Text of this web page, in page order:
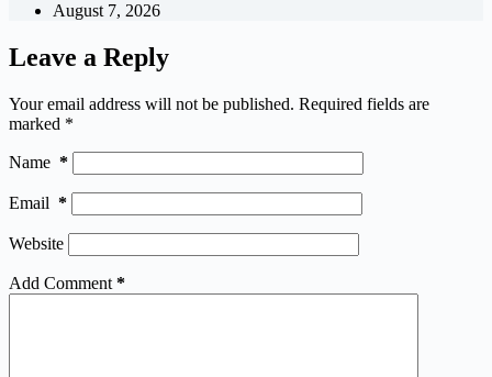
August 7, 2026
Leave a Reply
Your email address will not be published. Required fields are
marked *
Name *
Email *
Website
Add Comment *